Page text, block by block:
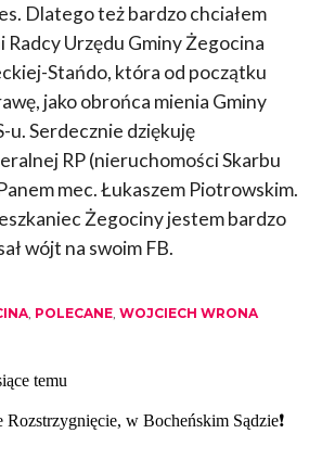
Dlatego też bardzo chciałem
Radcy Urzędu Gminy Żegocina
Stańdo, która od początku
jako obrońca mienia Gminy
u. Serdecznie dziękuję
RP (nieruchomości Skarbu
mec. Łukaszem Piotrowskim.
Żegociny jestem bardzo
wójt na swoim FB.
, POLECANE, WOJCIECH WRONA